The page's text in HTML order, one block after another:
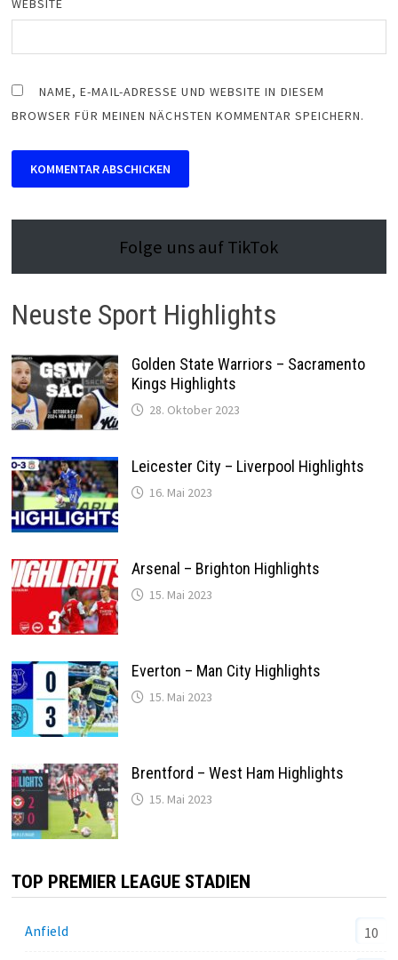
WEBSITE
NAME, E-MAIL-ADRESSE UND WEBSITE IN DIESEM
BROWSER FÜR MEINEN NÄCHSTEN KOMMENTAR SPEICHERN.
Folge uns auf TikTok
Neuste Sport Highlights
Golden State Warriors – Sacramento
Kings Highlights
28. Oktober 2023
Leicester City – Liverpool Highlights
16. Mai 2023
Arsenal – Brighton Highlights
15. Mai 2023
Everton – Man City Highlights
15. Mai 2023
Brentford – West Ham Highlights
15. Mai 2023
TOP PREMIER LEAGUE STADIEN
Anfield 10